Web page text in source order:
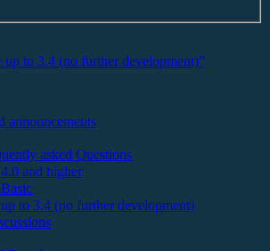
to 3.4 (no further development)”
announcements
asked Questions
and higher
to 3.4 (no further development)